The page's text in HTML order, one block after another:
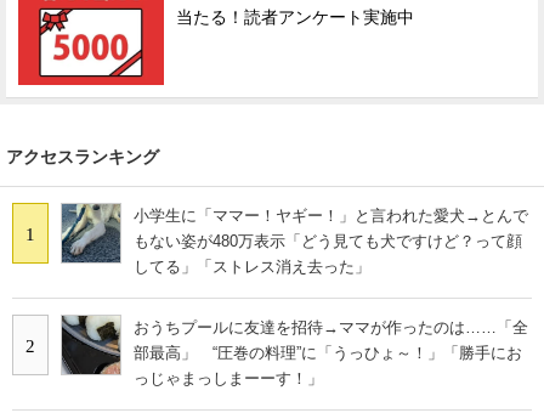
当たる！読者アンケート実施中
アクセスランキング
1
小学生に「ママー！ヤギー！」と言われた愛犬→とんで
もない姿が480万表示「どう見ても犬ですけど？って顔
してる」「ストレス消え去った」
2
おうちプールに友達を招待→ママが作ったのは……「全
部最高」 “圧巻の料理”に「うっひょ～！」「勝手にお
っじゃまっしまーーす！」